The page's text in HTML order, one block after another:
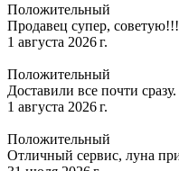
Положительный
Продавец супер, советую!!!
1 августа 2026 г.
Положительный
Доставили все почти
1 августа 2026 г.
Положительный
Отличный сервис, луна